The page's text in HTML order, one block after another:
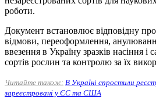
роботи.
Документ встановлює відповідну
відмови, переоформлення,
ввезення в Україну зразків насіння і
сортів рослин та контролю за їх
Читайте також: В Україні спростили
зареєстровані у ЄС та США